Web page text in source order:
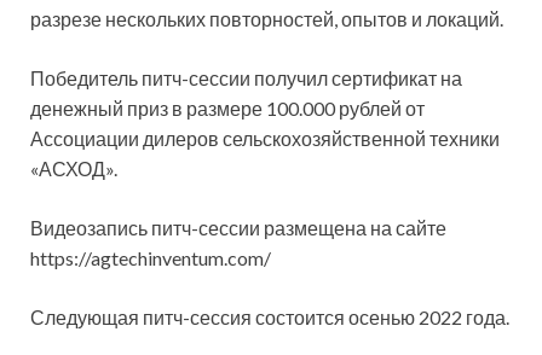
разрезе нескольких повторностей, опытов и локаций.
Победитель питч-сессии получил сертификат на
денежный приз в размере 100.000 рублей от
Ассоциации дилеров сельскохозяйственной техники
«АСХОД».
Видеозапись питч-сессии размещена на сайте
https://agtechinventum.com/
Следующая питч-сессия состоится осенью 2022 года.